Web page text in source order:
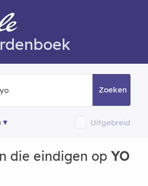
Zoeken
Uitgebreid
die eindigen op YO